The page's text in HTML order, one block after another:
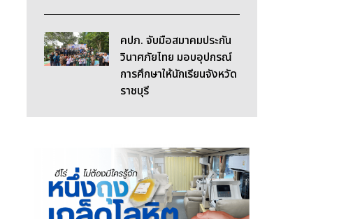
คปภ. จับมือสมาคมประกัน
วินาศภัยไทย มอบอุปกรณ์
การศึกษาให้นักเรียนจังหวัด
ราชบุรี